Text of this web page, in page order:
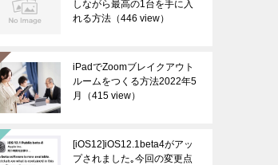
しながら最高の1台を手に入
れる方法 （446 view）
iPadでZoomブレイクアウト
ルームをつくる方法2022年5
月
（415 view）
[iOS12]iOS12.1beta4がアッ
プされました｡今回の変更点